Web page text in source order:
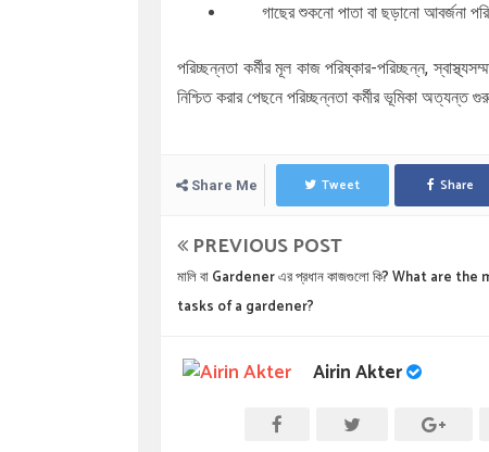
গাছের শুকনো পাতা বা ছড়ানো আবর্জনা
পরিচ্ছন্নতা কর্মীর মূল কাজ পরিষ্কার-পরিচ্ছন্ন,
নিশ্চিত করার পেছনে পরিচ্ছন্নতা কর্মীর ভূমিকা
Share Me Tweet Share
PREVIOUS POST
মালি বা Gardener এর প্রধান কাজগুলো কি? What are the
tasks of a gardener?
Airin Akter